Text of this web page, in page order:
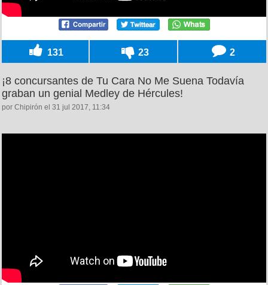
131 23 2
¡8 concursantes de Tu Cara No Me Suena Todavía
graban un genial Medley de Hércules!
por Chipirón el 31 jul 2017, 11:34